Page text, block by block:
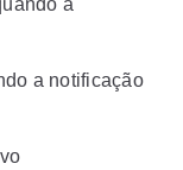
a
a notificação